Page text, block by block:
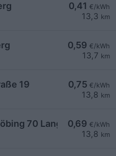
0,41 €/kWh
13,3 km
0,59 €/kWh
13,7 km
0,75 €/kWh
13,8 km
19
0,69 €/kWh
13,8 km
70 Langenwang